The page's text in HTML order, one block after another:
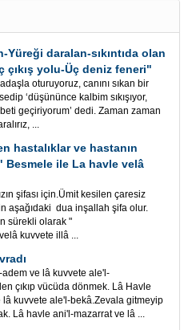
Yüreği daralan-sıkıntıda olan
çıkış yolu-Üç deniz feneri"
oturuyoruz, canını sıkan bir
‘düşününce kalbim sıkışıyor,
geçiriyorum’ dedi. Zaman zaman
...
hastalıklar ve hastanın
Besmele ile La havle velâ
şifası için.Ümit kesilen çaresiz
aşağıdaki dua inşallah şifa olur.
sürekli olarak "
kuvvete illâ ...
adem ve lâ kuvvete ale'l-
çıkıp vücüda dönmek. Lâ Havle
lâ kuvvete ale'l-bekâ.Zevala gitmeyip
Lâ havle ani'l-mazarrat ve lâ ...